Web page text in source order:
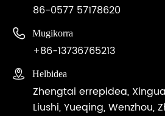
86-0577 57178620
 Mugikorra
+86-13736765213
 Helbidea
Zhengtai errepidea,
Liushi, Yueqing, Wenzhou,